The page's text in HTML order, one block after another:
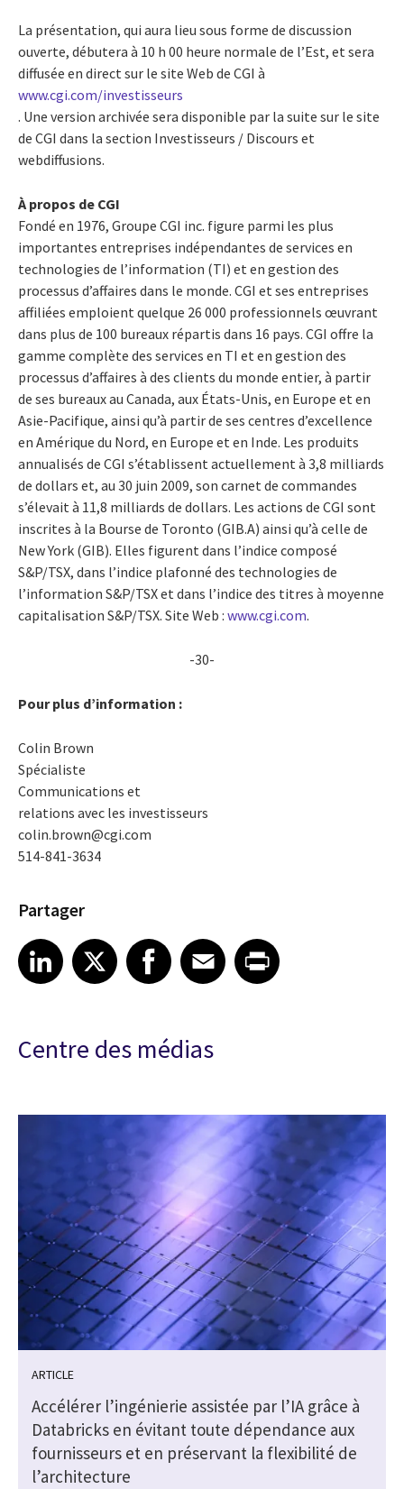
La présentation, qui aura lieu sous forme de discussion
ouverte, débutera à 10 h 00 heure normale de l’Est, et sera
diffusée en direct sur le site Web de CGI à
www.cgi.com/investisseurs
. Une version archivée sera disponible par la suite sur le site
de CGI dans la section Investisseurs / Discours et
webdiffusions.
À propos de CGI
Fondé en 1976, Groupe CGI inc. figure parmi les plus
importantes entreprises indépendantes de services en
technologies de l’information (TI) et en gestion des
processus d’affaires dans le monde. CGI et ses entreprises
affiliées emploient quelque 26 000 professionnels œuvrant
dans plus de 100 bureaux répartis dans 16 pays. CGI offre la
gamme complète des services en TI et en gestion des
processus d’affaires à des clients du monde entier, à partir
de ses bureaux au Canada, aux États-Unis, en Europe et en
Asie-Pacifique, ainsi qu’à partir de ses centres d’excellence
en Amérique du Nord, en Europe et en Inde. Les produits
annualisés de CGI s’établissent actuellement à 3,8 milliards
de dollars et, au 30 juin 2009, son carnet de commandes
s’élevait à 11,8 milliards de dollars. Les actions de CGI sont
inscrites à la Bourse de Toronto (GIB.A) ainsi qu’à celle de
New York (GIB). Elles figurent dans l’indice composé
S&P/TSX, dans l’indice plafonné des technologies de
l’information S&P/TSX et dans l’indice des titres à moyenne
capitalisation S&P/TSX. Site Web : www.cgi.com.
-30-
Pour plus d’information :
Colin Brown
Spécialiste
Communications et
relations avec les investisseurs
colin.brown@cgi.com
514-841-3634
Partager
Share article on LinkedIn
LinkedIn
Share article on XShare article on Facebook
Facebook
Share article on Email
EmailShare article on Print
Centre des médias
ARTICLE
Accélérer l’ingénierie assistée par l’IA grâce à
Databricks en évitant toute dépendance aux
fournisseurs et en préservant la flexibilité de
l’architecture